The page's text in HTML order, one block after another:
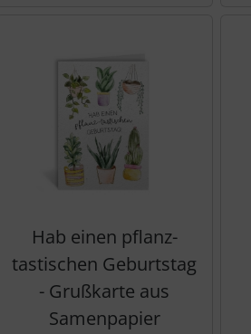
Hab einen pflanz-
tastischen Geburtstag
- Grußkarte aus
Samenpapier